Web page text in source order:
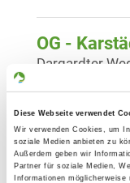
Diese Webseite verwendet
Wir verwenden Cookies, um
soziale Medien anbieten zu
Außerdem geben wir
Partner für soziale Medien,
Informationen
OG -
Dargardter
OG -
Am Perlhof
19348